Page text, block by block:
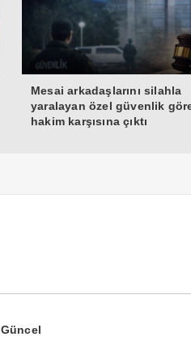
Mesai arkadaşlarını silahla
yaralayan özel güvenlik
hakim karşısına çıktı
Güncel